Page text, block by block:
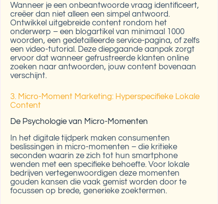
Wanneer je een onbeantwoorde vraag identificeert,
creëer dan niet alleen een simpel antwoord.
Ontwikkel uitgebreide content rondom het
onderwerp – een blogartikel van minimaal 1000
woorden, een gedetailleerde service-pagina, of zelfs
een video-tutorial. Deze diepgaande aanpak zorgt
ervoor dat wanneer gefrustreerde klanten online
zoeken naar antwoorden, jouw content bovenaan
verschijnt.
3. Micro-Moment Marketing: Hyperspecifieke Lokale
Content
De Psychologie van Micro-Momenten
In het digitale tijdperk maken consumenten
beslissingen in micro-momenten – die kritieke
seconden waarin ze zich tot hun smartphone
wenden met een specifieke behoefte. Voor lokale
bedrijven vertegenwoordigen deze momenten
gouden kansen die vaak gemist worden door te
focussen op brede, generieke zoektermen.